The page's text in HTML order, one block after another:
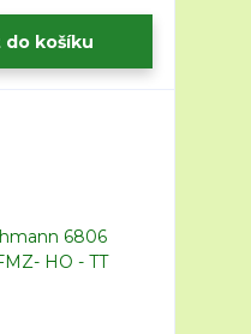
do košíku